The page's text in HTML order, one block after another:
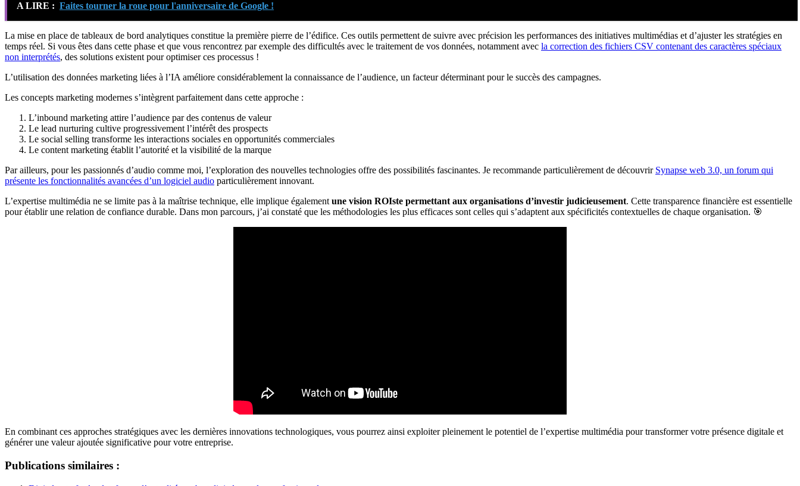
A LIRE : Faites tourner la roue pour l'anniversaire de Google !
La mise en place de tableaux de bord analytiques constitue la première pierre de l’édifice. Ces outils permettent de suivre avec précision les performances des initiatives multimédias et d’ajuster les stratégies en
temps réel. Si vous êtes dans cette phase et que vous rencontrez par exemple des difficultés avec le traitement de vos données, notamment avec la correction des fichiers CSV contenant des caractères spéciaux
non interprétés, des solutions existent pour optimiser ces processus !
L’utilisation des données marketing liées à l’IA améliore considérablement la connaissance de l’audience, un facteur déterminant pour le succès des campagnes.
Les concepts marketing modernes s’intègrent parfaitement dans cette approche :
L’inbound marketing attire l’audience par des contenus de valeur
Le lead nurturing cultive progressivement l’intérêt des prospects
Le social selling transforme les interactions sociales en opportunités commerciales
Le content marketing établit l’autorité et la visibilité de la marque
Par ailleurs, pour les passionnés d’audio comme moi, l’exploration des nouvelles technologies offre des possibilités fascinantes. Je recommande particulièrement de découvrir Synapse web 3.0, un forum qui
présente les fonctionnalités avancées d’un logiciel audio particulièrement innovant.
L’expertise multimédia ne se limite pas à la maîtrise technique, elle implique également une vision ROIste permettant aux organisations d’investir judicieusement. Cette transparence financière est essentielle
pour établir une relation de confiance durable. Dans mon parcours, j’ai constaté que les méthodologies les plus efficaces sont celles qui s’adaptent aux spécificités contextuelles de chaque organisation. 🎯
En combinant ces approches stratégiques avec les dernières innovations technologiques, vous pourrez ainsi exploiter pleinement le potentiel de l’expertise multimédia pour transformer votre présence digitale et
générer une valeur ajoutée significative pour votre entreprise.
Publications similaires :